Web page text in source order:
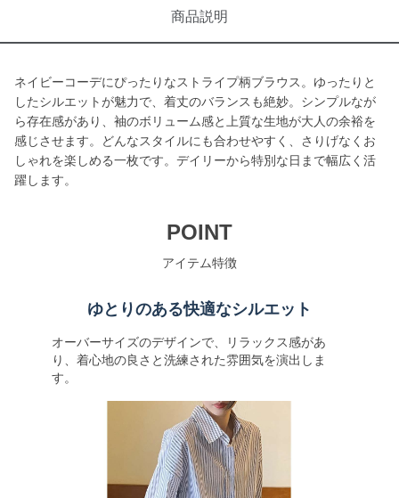
商品説明
ネイビーコーデにぴったりなストライプ柄ブラウス。ゆったりと
したシルエットが魅力で、着丈のバランスも絶妙。シンプルなが
ら存在感があり、袖のボリューム感と上質な生地が大人の余裕を
感じさせます。どんなスタイルにも合わせやすく、さりげなくお
しゃれを楽しめる一枚です。デイリーから特別な日まで幅広く活
躍します。
POINT
アイテム特徴
ゆとりのある快適なシルエット
オーバーサイズのデザインで、リラックス感があ
り、着心地の良さと洗練された雰囲気を演出しま
す。